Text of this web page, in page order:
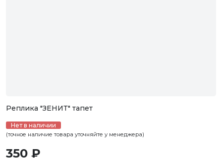
Реплика "ЗЕНИТ" тапет
Нет в наличии
(точное наличие товара уточняйте у менеджера)
350 ₽